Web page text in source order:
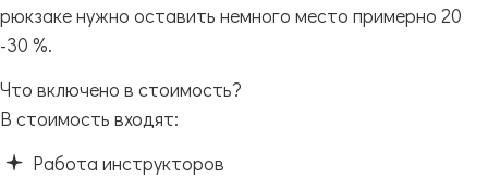
рюкзаке нужно оставить немного место примерно 20
-30 %.
Что включено в стоимость?
В стоимость входят:
Работа инструкторов